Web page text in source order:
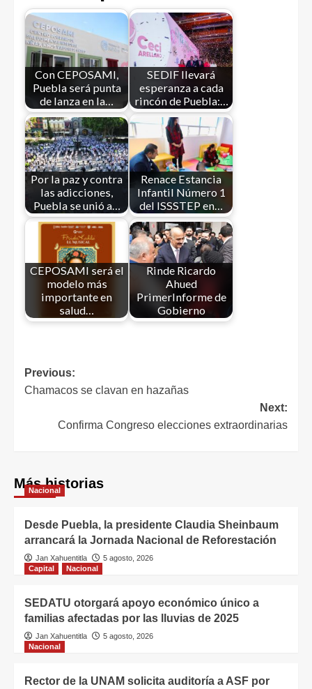
Con CEPOSAMI,
Puebla será punta
de lanza en la…
SEDIF llevará
esperanza a cada
rincón de Puebla:…
Por la paz y contra
las adicciones,
Puebla se unió a…
Renace Estancia
Infantil Número 1
del ISSSTEP en…
CEPOSAMI será el
modelo más
importante en
salud…
Rinde Ricardo
Ahued
PrimerInforme de
Gobierno
Previous:
Chamacos se clavan en hazañas
Next:
Confirma Congreso elecciones extraordinarias
Más historias
Nacional
Desde Puebla, la presidente Claudia Sheinbaum
arrancará la Jornada Nacional de Reforestación
Jan Xahuentitla
5 agosto, 2026
Capital
Nacional
SEDATU otorgará apoyo económico único a
familias afectadas por las lluvias de 2025
Jan Xahuentitla
5 agosto, 2026
Nacional
Rector de la UNAM solicita auditoría a ASF por